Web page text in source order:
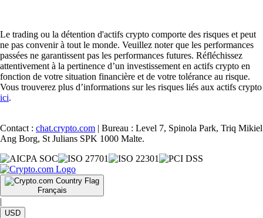
Le trading ou la détention d'actifs crypto comporte des risques et peut
ne pas convenir à tout le monde. Veuillez noter que les performances
passées ne garantissent pas les performances futures. Réfléchissez
attentivement à la pertinence d’un investissement en actifs crypto en
fonction de votre situation financière et de votre tolérance au risque.
Vous trouverez plus d’informations sur les risques liés aux actifs crypto
ici.
Contact : chat.crypto.com | Bureau : Level 7, Spinola Park, Triq Mikiel
Ang Borg, St Julians SPK 1000 Malte.
Français
|
USD